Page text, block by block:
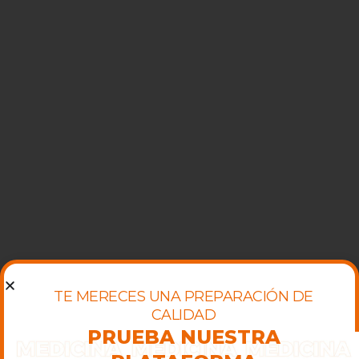
TE MERECES UNA PREPARACIÓN DE
CALIDAD
PRUEBA NUESTRA